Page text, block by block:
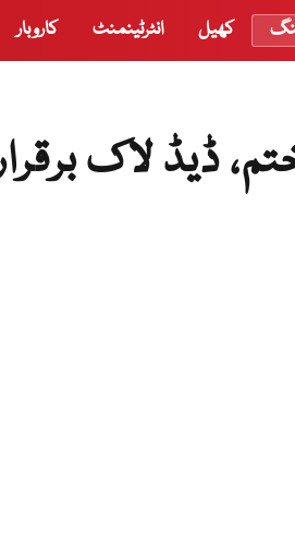
کھیل انٹرٹینمنٹ کاروبار
ڈیڈ لاک